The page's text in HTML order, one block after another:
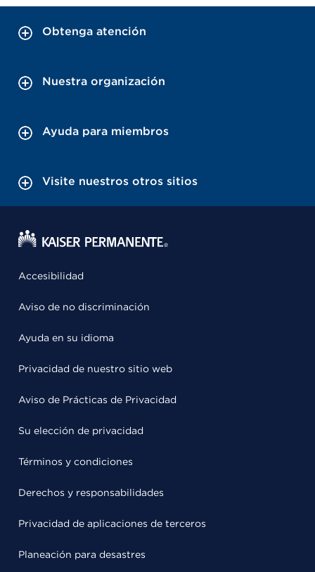
Obtenga atención
Nuestra organización
Ayuda para miembros
Visite nuestros otros sitios
Accesibilidad
Aviso de no discriminación
Ayuda en su idioma
Privacidad de nuestro sitio web
Aviso de Prácticas de Privacidad
Su elección de privacidad
Términos y condiciones
Derechos y responsabilidades
Privacidad de aplicaciones de terceros
Planeación para desastres